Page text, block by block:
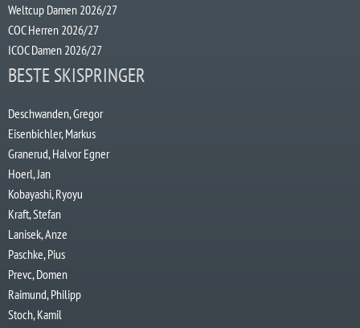
Weltcup Damen 2026/27
COC Herren 2026/27
ICOC Damen 2026/27
BESTE SKISPRINGER
Deschwanden, Gregor
Eisenbichler, Markus
Granerud, Halvor Egner
Hoerl, Jan
Kobayashi, Ryoyu
Kraft, Stefan
Lanisek, Anze
Paschke, Pius
Prevc, Domen
Raimund, Philipp
Stoch, Kamil